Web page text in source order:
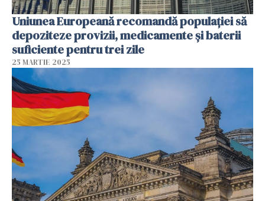
Uniunea Europeană recomandă populației să
depoziteze provizii, medicamente și baterii
suficiente pentru trei zile
25 MARTIE 2025